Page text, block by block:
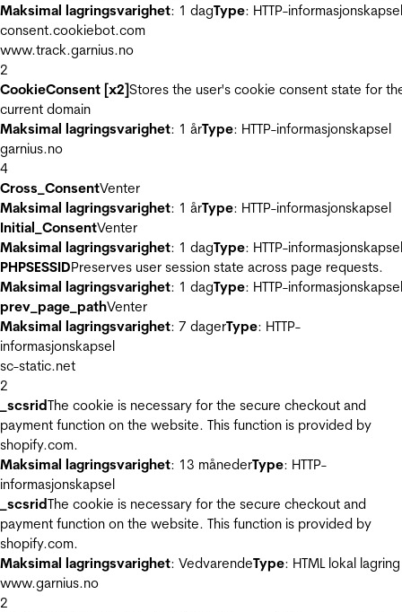
Maksimal lagringsvarighet: 1 dagType: HTTP-informasjonskapsel
consent.cookiebot.com
www.track.garnius.no
2
CookieConsent [x2]Stores the user's cookie consent state for
current domain
Maksimal lagringsvarighet: 1 årType: HTTP-informasjonskapsel
garnius.no
4
Cross_ConsentVenter
Maksimal lagringsvarighet: 1 årType: HTTP-informasjonskapsel
Initial_ConsentVenter
Maksimal lagringsvarighet: 1 dagType: HTTP-informasjonskapsel
PHPSESSIDPreserves user session state across page requests.
Maksimal lagringsvarighet: 1 dagType: HTTP-informasjonskapsel
prev_page_pathVenter
Maksimal lagringsvarighet: 7 dagerType: HTTP-
informasjonskapsel
sc-static.net
2
_scsridThe cookie is necessary for the secure checkout and
payment function on the website. This function is provided by
shopify.com.
Maksimal lagringsvarighet: 13 månederType: HTTP-
informasjonskapsel
_scsridThe cookie is necessary for the secure checkout and
payment function on the website. This function is provided by
shopify.com.
Maksimal lagringsvarighet: VedvarendeType: HTML lokal lagring
www.garnius.no
2